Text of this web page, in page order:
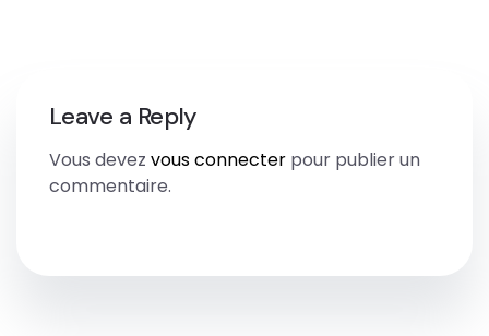
Leave a Reply
Vous devez vous connecter pour publier un
commentaire.